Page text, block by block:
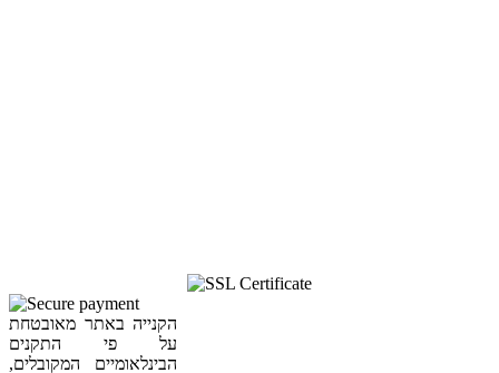
הקנייה באתר מאובטחת
על פי התקנים
הבינלאומיים המקובלים,